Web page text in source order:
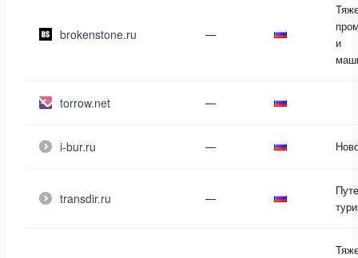
brokenstone.ru —
и
torrow.net —
i-bur.ru —
transdir.ru —